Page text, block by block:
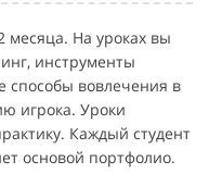
месяца. На уроках вы
инструменты
способы вовлечения в
игрока. Уроки
Каждый студент
основой портфолио.